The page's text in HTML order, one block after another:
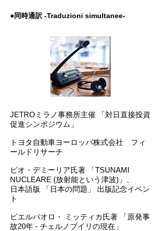
●同時通訳 -Traduzioni simultanee-​
JETROミラノ事務所主催 「対日直接投資
促進シンポジウム」
トヨタ自動車ヨーロッパ株式会社 フィ
ールドリサーチ
ピオ・デミーリア氏著 「TSUNAMI
NUCLEARE (放射能という津波)」、
日本語版 「日本の問題」 出版記念イベン
ト​
ピエルパオロ・ ミッティカ氏著 「原発事
故20年 - チェルノブイリの現在」